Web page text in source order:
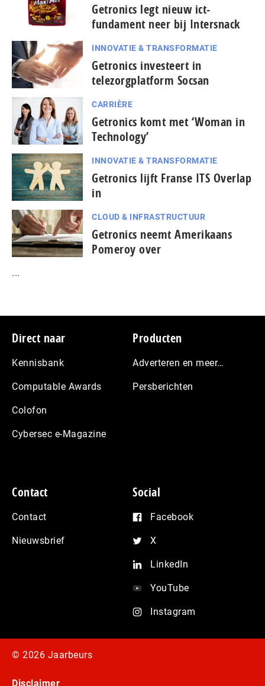
Getronics legt nieuw ict-
fundament neer bij Intersnack
INNOVATIE & TRANSFORMATIE
Getronics investeert in
telezorgplatform Socsan
CARRIÈRE
Getronics komt met ‘Woman in
Technology’
INNOVATIE & TRANSFORMATIE
Getronics lijft Franse ITS Overlap
in
CLOUD & INFRASTRUCTUUR
Getronics neemt Amerikaans
Pomeroy over
...
Footer
Direct naar
Kennisbank
Computable Awards
Colofon
Cybersec e-Magazine
Producten
Adverteren en meer…
Persberichten
Contact
Contact
Nieuwsbrief
Social
Facebook
X
LinkedIn
YouTube
Instagram
© 2026 Jaarbeurs
Disclaimer